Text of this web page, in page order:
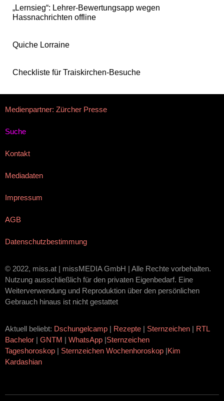
„Lernsieg“: Lehrer-Bewertungsapp wegen
Hassnachrichten offline
Quiche Lorraine
Checkliste für Traiskirchen-Besuche
Medienpartner: Zürcher Presse
Suche
Kontakt
Mediadaten
Impressum
AGB
Datenschutzbestimmung
© 2022, miss.at | missMEDIA GmbH | Alle Rechte vorbehalten.
Nutzung ausschließlich für den privaten Eigenbedarf. Eine
Weiterverwendung und Reproduktion über den persönlichen
Gebrauch hinaus ist nicht gestattet
Aktuell beliebt: Dschungelcamp | Rezepte | Sternzeichen | RTL
Bachelor | GNTM | WhatsApp |Sternzeichen
Tageshoroskop | Sternzeichen Wochenhoroskop |Kim
Kardashian